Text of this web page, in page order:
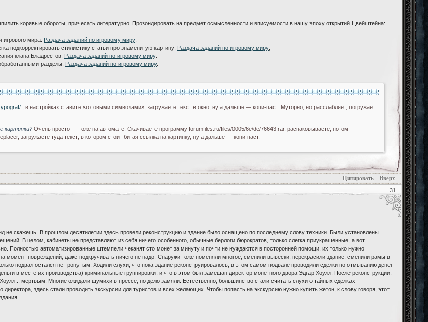
корявые обороты, причесать литературно. Прозондировать на предмет осмысленности и вписуемости в нашу эпоху открытий Цвейштейна:
игрового мира: Раздача заданий по игровому миру;
подкорректировать стилистику статьи про знаменитую картину: Раздача заданий по игровому миру;
клана Бладрестов: Раздача заданий по игровому миру.
разделы: Раздача заданий по игровому миру.
, в настройках ставите «готовыми символами», загружаете текст в окно, ну а дальше — копи-паст. Муторно, но расслабляет, погружает
картинки?Очень просто — тоже на автомате. Скачиваете программу forumfiles.ru/files/0005/6e/de/76643.rar, распаковываете, потом
загружаете туда текст, в котором стоит битая ссылка на картинку, ну а дальше — копи-паст.
Цитировать Вверх
31
не скажешь. В прошлом десятилетии здесь провели реконструкцию и здание было оснащено по последнему слову техники. Были установлены
В целом, кабинеты не представляют из себя ничего особенного, обычные берлоги бюрократов, только слегка приукрашенные, а вот
Полностью автоматизированные штемпели чеканят сто монет за минуту и почти не нуждаются в посторонней помощи, их только нужно
момент повреждений, даже подкручивать ничего не надо. Снаружи тоже поменяли многое, сменили вывески, перекрасили здание, сменили рамы в
подвал остался не тронутым. Ходили слухи, что пока здание реконструировалось, в этом самом подвале проводили сделки по отмыванию денег
в месте их производства) криминальные группировки, и что в этом был замешан директор монетного двора Эдгар Хоулл. После реконструкции,
мёртвым. Многие ожидали шумихи в прессе, но дело замяли. Естественно, большинство стали считать слухи о тайных сделках
здесь стали проводить экскурсии для туристов и всех желающих. Чтобы попасть на экскурсию нужно купить жетон, к слову говоря, этот